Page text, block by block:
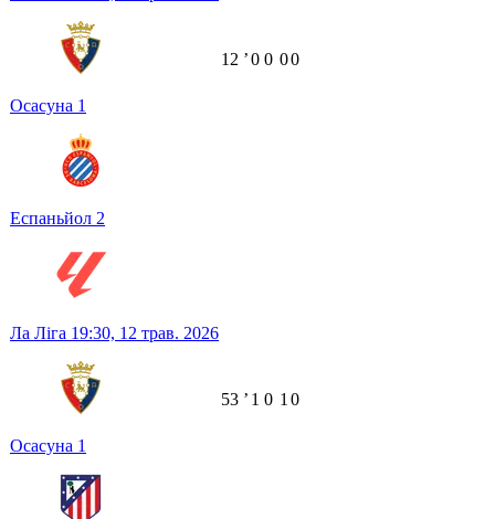
Осасуна 1
Еспаньйол 2
12 ʼ0 0 00
Ла Ліга 19:30, 12 трав. 2026
Осасуна 1
53 ʼ 1 0 1 0